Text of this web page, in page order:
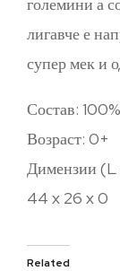
лигавче е
супер мек и
Состав:
Возраст: 0+
Димензии (L
44 x 26 x 0
Related